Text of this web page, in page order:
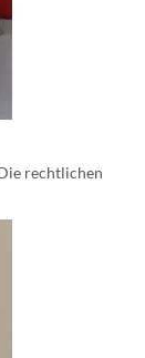
rechtlichen